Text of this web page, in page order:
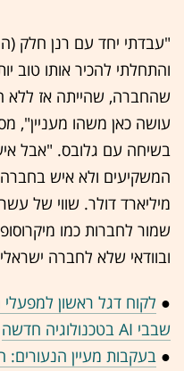
"עבדתי יחד עם רנן חלק
והתחלתי להכיר אותו טוב
שהחברה, שהייתה אז ללא
עושה כאן משהו מעניין",
בשיחה עם גלובס. "אבל
מיליארד דולר. שווי של
שמור לחברות כמו
ובוודאי שלא לחברה
● לקוח דגל ראשון
שבבי AI בטכנולוגיה חדשה
● בעקבות מעיין